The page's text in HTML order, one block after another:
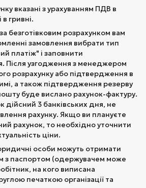
вказані з урахуванням ПДВ в
гривні.
безготівковим розрахунком вам
замовлення вибрати тип
платіж" і заповнити
Після узгодження з менеджером
розрахунку або підтвердження в
а також підтвердження резерву
буде вислано рахунок-фактуру.
дійсний 3 банківських дня, не
рахунку. Якщо ви плануєте
рахунок, то необхідно уточнити
ціни.
особи можуть отримати
з паспортом (одержувачем може
на кого виписана
печаткою організації та